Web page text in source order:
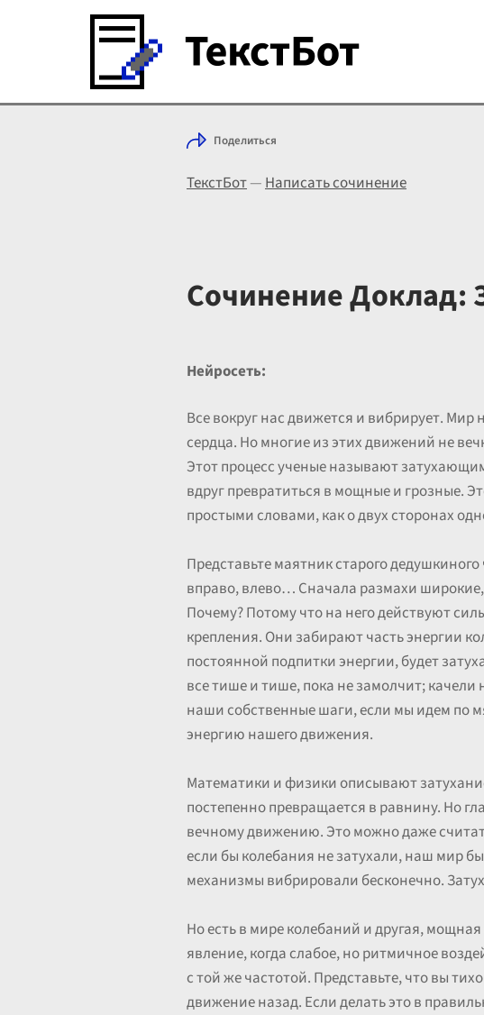
Поделиться
ТекстБот—Написать сочинение
Сочинение Доклад:
Нейросеть:
Все вокруг нас движется и вибрирует.
сердца. Но многие из этих движений не
Этот процесс ученые называют
вдруг превратиться в мощные и грозные.
простыми словами, как о двух сторонах
Представьте маятник старого
вправо, влево… Сначала размахи
Почему? Потому что на него действуют
крепления. Они забирают часть энергии
постоянной подпитки энергии, будет
все тише и тише, пока не замолчит;
наши собственные шаги, если мы идем по
энергию нашего движения.
Математики и физики описывают
постепенно превращается в равнину. Но
вечному движению. Это можно даже
если бы колебания не затухали, наш мир
механизмы вибрировали бесконечно.
Но есть в мире колебаний и другая,
явление, когда слабое, но ритмичное
с той же частотой. Представьте, что вы
движение назад. Если делать это в